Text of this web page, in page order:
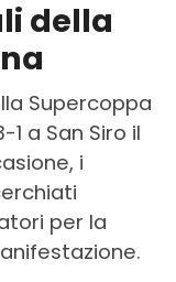
della
Supercoppa
a San Siro il
i
per la